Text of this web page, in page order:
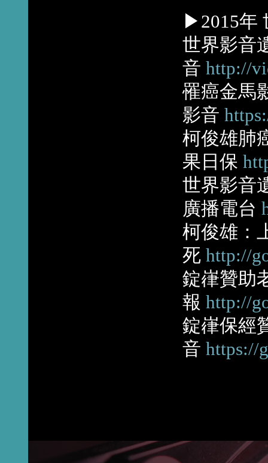
▶2015年
世界影音
音 http://
罹癌金馬
影音
柯俊雄肺
果日保
世界影音
廣播電台
柯俊雄：
死 http://
錠嵂贊助
報 http://
錠嵂保經
音 https://